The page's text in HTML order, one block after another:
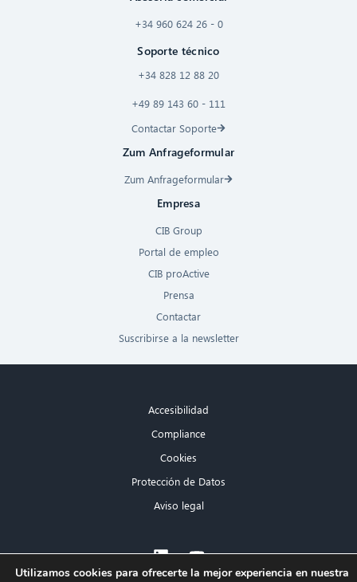
+34 960 624 26 - 0
Soporte técnico
+34 828 12 88 20
+49 89 143 60 - 111
Contactar Soporte
Zum Anfrageformular
Zum Anfrageformular
Empresa
CIB Group
Portal de empleo
CIB proActive
Prensa
Contactar
Suscribirse a la newsletter
Accesibilidad
Compliance
Cookies
Protección de Datos
Aviso legal
Utilizamos cookies para ofrecerte la mejor experiencia en nuestra×